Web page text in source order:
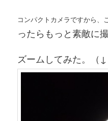
コンパクトカメラですから、
ったらもっと素敵に
ズームしてみた。（↓